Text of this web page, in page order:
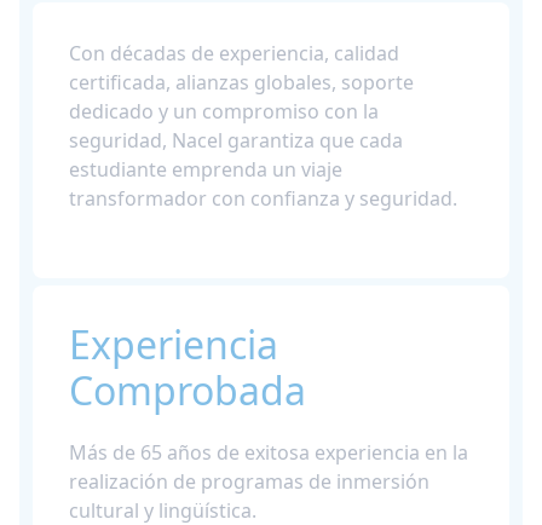
Con décadas de experiencia, calidad
certificada, alianzas globales, soporte
dedicado y un compromiso con la
seguridad, Nacel garantiza que cada
estudiante emprenda un viaje
transformador con confianza y seguridad.
Experiencia
Comprobada
Más de 65 años de exitosa experiencia en la
realización de programas de inmersión
cultural y lingüística.